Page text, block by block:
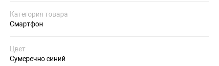
Категория товара
Смартфон
Цвет
Сумеречно синий